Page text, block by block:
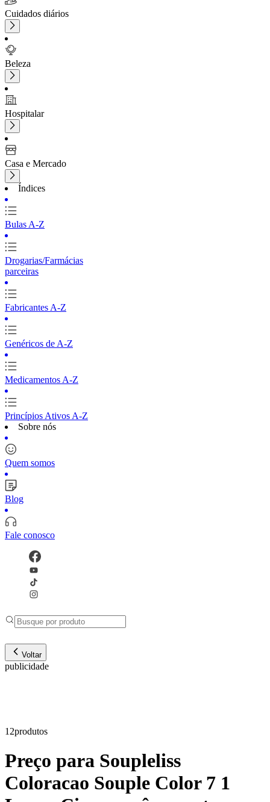
Cuidados diários
Beleza
Hospitalar
Casa e Mercado
Índices
Bulas A-Z
Drogarias/Farmácias
parceiras
Fabricantes A-Z
Genéricos de A-Z
Medicamentos A-Z
Princípios Ativos A-Z
Sobre nós
Quem somos
Blog
Fale conosco
Voltar
publicidade
12produtos
Preço para Soupleliss
Coloracao Souple Color 7 1